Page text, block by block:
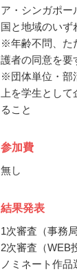
ア・シンガポー
国と地域のいず
※年齢不問、た
護者の同意を要
※団体単位・部
上を学生とし
ること
参加費
無し
結果発表
1次審査（事務
2次審査（WEB
ノミネート作品